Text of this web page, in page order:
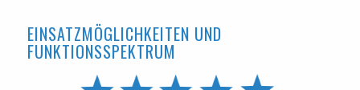
EINSATZMÖGLICHKEITEN UND
FUNKTIONSSPEKTRUM